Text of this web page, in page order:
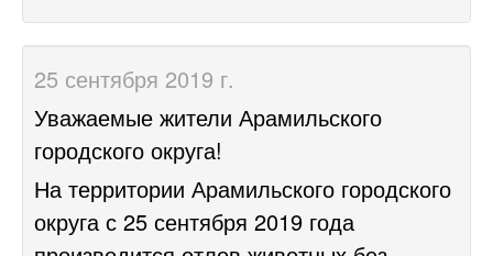
25 сентября 2019 г.
Уважаемые жители Арамильского
городского округа!
На территории Арамильского городского
округа с 25 сентября 2019 года